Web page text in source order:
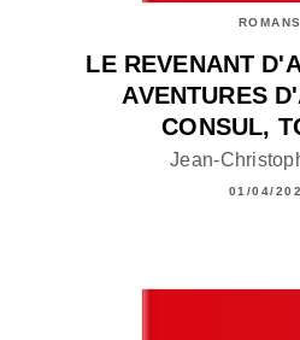
ROMANS
LE REVENANT
AVENTURES
CONSUL,
Jean-
01/04/